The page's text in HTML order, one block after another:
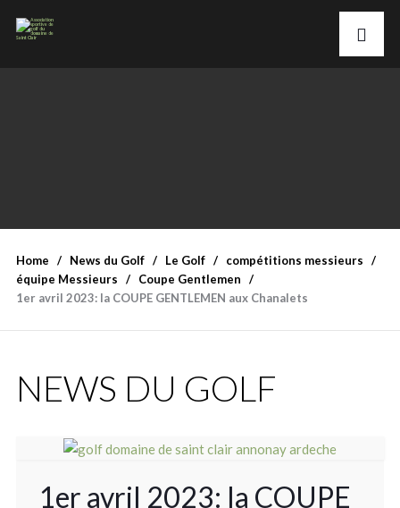
Home News du Golf Le Golf
compétitions messieurs
équipe Messieurs
Coupe Gentlemen
1er avril 2023: la COUPE GENTLEMEN aux Chanalets
NEWS DU GOLF
1er avril 2023: la COUPE